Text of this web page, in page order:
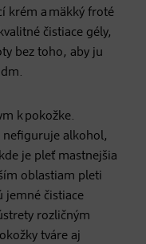
krém a mäkký froté
čistiace gély,
bez toho, aby ju
k pokožke.
nefiguruje alkohol,
je pleť mastnejšia
oblastiam pleti
jemné čistiace
rozličným
tváre aj